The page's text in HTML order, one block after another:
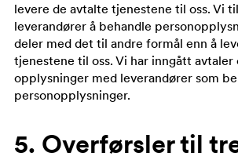
levere de avtalte tjenestene til oss. Vi
leverandører å behandle
deler med det til andre formål enn å
tjenestene til oss. Vi har inngått avtaler
opplysninger med leverandører som
personopplysninger.
5. Overførsler til